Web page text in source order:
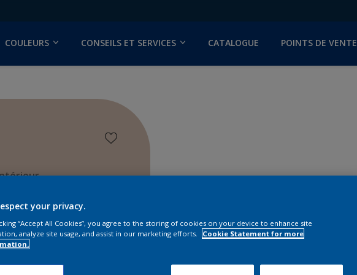
COULEURS CONSEILS ET SERVICES CATALOGUE POINTS DE VENTE
your privacy.
“Accept All Cookies”, you agree to the storing of cookies on your device to enhance site
analyze site usage, and assist in our marketing efforts.
Cookie Statement for more